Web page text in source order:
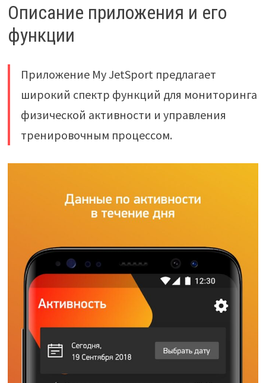
Описание приложения и его
функции
Приложение My JetSport предлагает
широкий спектр функций для мониторинга
физической активности и управления
тренировочным процессом.